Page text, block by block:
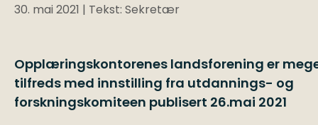
30. mai 2021 | Tekst: Sekretær
Opplæringskontorenes landsforening er
tilfreds med innstilling fra utdannings- og
forskningskomiteen publisert 26.mai 2021